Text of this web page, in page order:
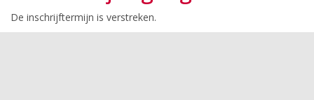
De inschrijftermijn is verstreken.